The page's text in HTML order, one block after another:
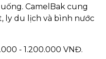
CamelBak cung
ly du lịch và bình nước
- 1.200.000 VNĐ.